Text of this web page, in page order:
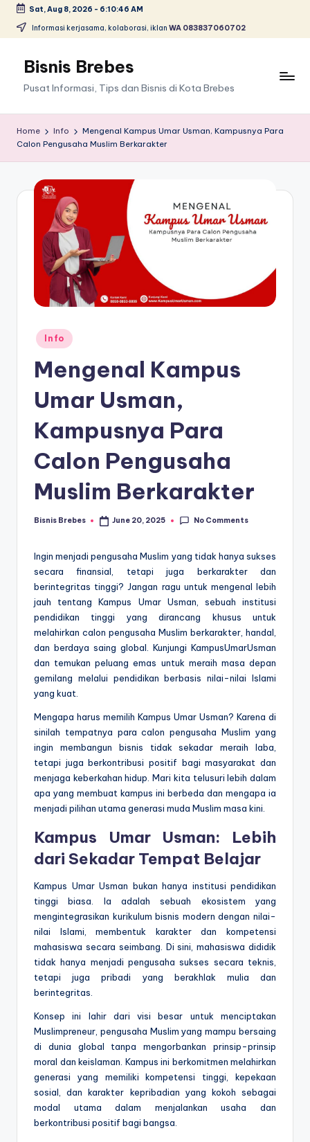
Skip
content
Sat, Aug 8, 2026 - 6:10:46 AM
Informasi kerjasama, kolaborasi, iklan WA 083837060702
Bisnis Brebes
Pusat Informasi, Tips dan Bisnis di Kota Brebes
Home Info
Mengenal Kampus Umar Usman, Kampusnya Para
Calon Pengusaha Muslim Berkarakter
Posted
in
Info
Mengenal Kampus
Umar Usman,
Kampusnya Para
Calon Pengusaha
Muslim Berkarakter
Posted
Bisnis Brebes June 20, 2025 No Comments
Ingin menjadi pengusaha Muslim yang tidak hanya sukses
secara finansial, tetapi juga berkarakter dan
berintegritas tinggi? Jangan ragu untuk mengenal lebih
jauh tentang Kampus Umar Usman, sebuah institusi
pendidikan tinggi yang dirancang khusus untuk
melahirkan calon pengusaha Muslim berkarakter, handal,
dan berdaya saing global. Kunjungi KampusUmarUsman
dan temukan peluang emas untuk meraih masa depan
gemilang melalui pendidikan berbasis nilai-nilai Islami
yang kuat.
Mengapa harus memilih Kampus Umar Usman? Karena di
sinilah tempatnya para calon pengusaha Muslim yang
ingin membangun bisnis tidak sekadar meraih laba,
tetapi juga berkontribusi positif bagi masyarakat dan
menjaga keberkahan hidup. Mari kita telusuri lebih dalam
apa yang membuat kampus ini berbeda dan mengapa ia
menjadi pilihan utama generasi muda Muslim masa kini.
Kampus Umar Usman: Lebih
dari Sekadar Tempat Belajar
Kampus Umar Usman bukan hanya institusi pendidikan
tinggi biasa. Ia adalah sebuah ekosistem yang
mengintegrasikan kurikulum bisnis modern dengan nilai-
nilai Islami, membentuk karakter dan kompetensi
mahasiswa secara seimbang. Di sini, mahasiswa dididik
tidak hanya menjadi pengusaha sukses secara teknis,
tetapi juga pribadi yang berakhlak mulia dan
berintegritas.
Konsep ini lahir dari visi besar untuk menciptakan
Muslimpreneur, pengusaha Muslim yang mampu bersaing
di dunia global tanpa mengorbankan prinsip-prinsip
moral dan keislaman. Kampus ini berkomitmen melahirkan
generasi yang memiliki kompetensi tinggi, kepekaan
sosial, dan karakter kepribadian yang kokoh sebagai
modal utama dalam menjalankan usaha dan
berkontribusi positif bagi bangsa.